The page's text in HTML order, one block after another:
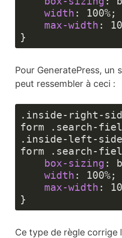
width : 100%;
max-width :
}
code :
(css)
Pour GeneratePress, un
peut ressembler à ceci :
.inside-right-
form
.search-
.inside-left-
form
.search-
box-sizing :
width : 100%;
max-width :
}
code :
Ce type de règle corrige